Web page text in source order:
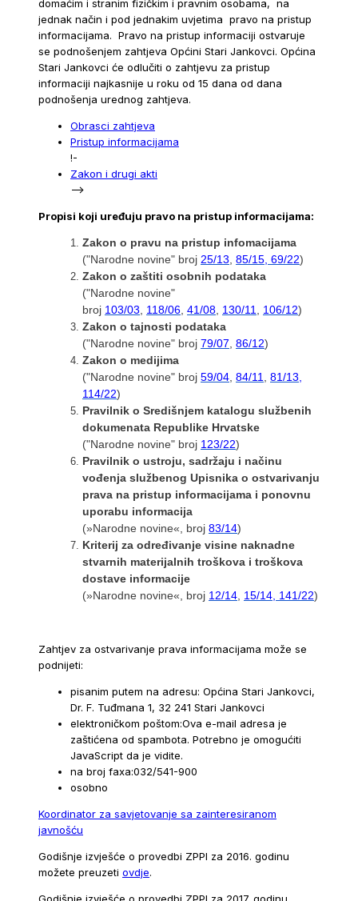
domaćim i stranim fizičkim i pravnim osobama, na
jednak način i pod jednakim uvjetima pravo na pristup
informacijama. Pravo na pristup informaciji ostvaruje
se podnošenjem zahtjeva Općini Stari Jankovci. Općina
Stari Jankovci će odlučiti o zahtjevu za pristup
informaciji najkasnije u roku od 15 dana od dana
podnošenja urednog zahtjeva.
Obrasci zahtjeva
Pristup informacijama
!-
Zakon i drugi akti
-->
Propisi koji uređuju pravo na pristup informacijama:
Zakon o pravu na pristup infomacijama
("Narodne novine" broj 25/13, 85/15, 69/22)
Zakon o zaštiti osobnih podataka
("Narodne novine"
broj 103/03, 118/06, 41/08, 130/11, 106/12)
Zakon o tajnosti podataka
("Narodne novine" broj 79/07, 86/12)
Zakon o medijima
("Narodne novine" broj 59/04, 84/11, 81/13,
114/22)
Pravilnik o Središnjem katalogu službenih
dokumenata Republike Hrvatske
("Narodne novine" broj 123/22)
Pravilnik o ustroju, sadržaju i načinu
vođenja službenog Upisnika o ostvarivanju
prava na pristup informacijama i ponovnu
uporabu informacija
(»Narodne novine«, broj 83/14)
Kriterij za određivanje visine naknadne
stvarnih materijalnih troškova i troškova
dostave informacije
(»Narodne novine«, broj 12/14, 15/14, 141/22)
Zahtjev za ostvarivanje prava informacijama može se
podnijeti:
pisanim putem na adresu: Općina Stari Jankovci,
Dr. F. Tuđmana 1, 32 241 Stari Jankovci
elektroničkom poštom:Ova e-mail adresa je
zaštićena od spambota. Potrebno je omogućiti
JavaScript da je vidite.
na broj faxa:032/541-900
osobno
Koordinator za savjetovanje sa zainteresiranom
javnošću
Godišnje izvješće o provedbi ZPPI za 2016. godinu
možete preuzeti ovdje.